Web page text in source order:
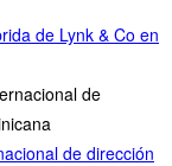
de Lynk & Co en
de dirección